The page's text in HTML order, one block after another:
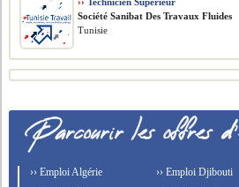
Société Sanibat Des Travaux Fluides
Tunisie
›› Emploi Algérie
›› Emploi Djibouti